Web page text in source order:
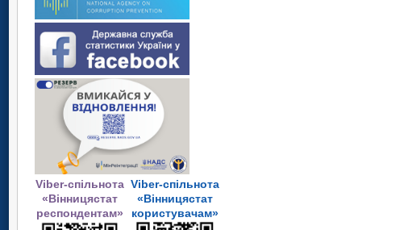
Viber-спільнота
«Вінницястат
респондентам»
Viber-спільнота
«Вінницястат
користувачам»